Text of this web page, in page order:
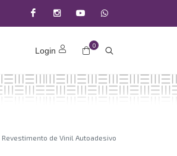
Youtube(11)
22200
0
Login
de Vinil Autoadesivo